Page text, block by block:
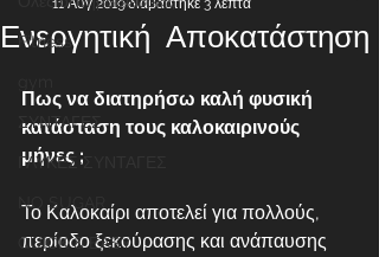
Fitness
ΣΥΝΤΑΓΕΣ
ΓΛΥΚΕΣ ΣΥΝΤΑΓΕΣ
NO SUGAR
QUICK & EASY
Ενεργητική Αποκατάστηση
11 Αυγ 2019διαβάστηκε 3 λεπτά
Πως να διατηρήσω καλή φυσική
κατάσταση τους καλοκαιρινούς
μήνες ;
Το Καλοκαίρι αποτελεί για πολλούς,
περίοδο ξεκούρασης και ανάπαυσης